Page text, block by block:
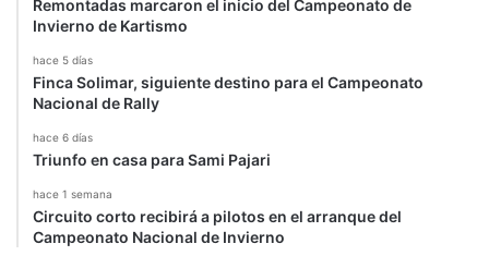
Remontadas marcaron el inicio del Campeonato de
Invierno de Kartismo
hace 5 días
Finca Solimar, siguiente destino para el Campeonato
Nacional de Rally
hace 6 días
Triunfo en casa para Sami Pajari
hace 1 semana
Circuito corto recibirá a pilotos en el arranque del
Campeonato Nacional de Invierno